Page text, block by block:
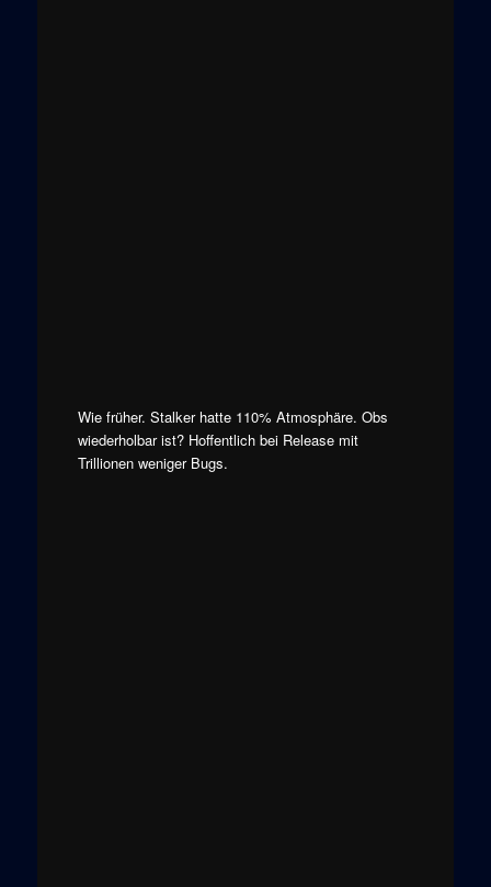
Wie früher. Stalker hatte 110% Atmosphäre. Obs
wiederholbar ist? Hoffentlich bei Release mit
Trillionen weniger Bugs.